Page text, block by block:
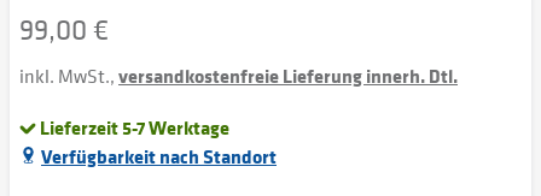
99,00 €
inkl. MwSt.,versandkostenfreie Lieferung innerh. Dtl.
Lieferzeit 5-7 Werktage
Verfügbarkeit nach Standort